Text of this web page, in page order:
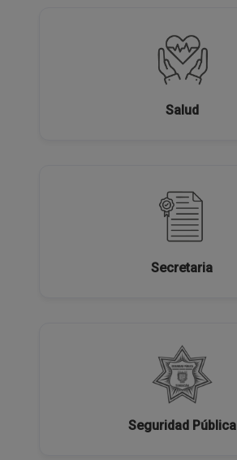
Salud
Secretaria
Seguridad Pública